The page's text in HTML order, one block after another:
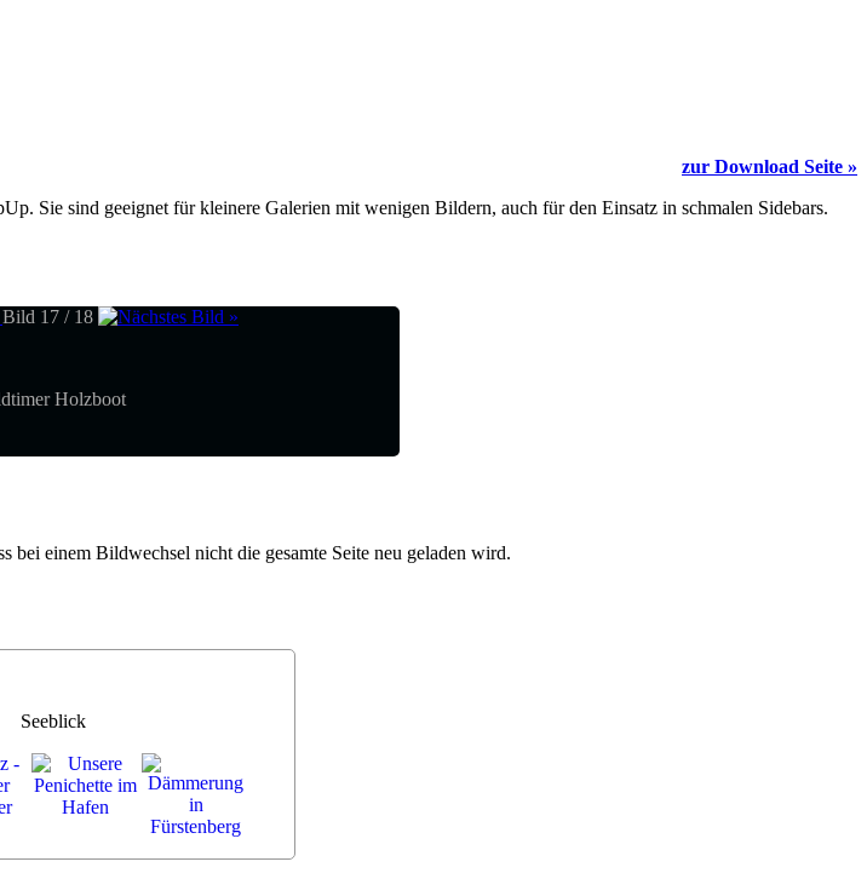
zur Download Seite »
Sie sind geeignet für kleinere Galerien mit wenigen Bildern, auch für den Einsatz in schmalen Sidebars.
Bild 17 / 18
Holzboot
bei einem Bildwechsel nicht die gesamte Seite neu geladen wird.
Seeblick